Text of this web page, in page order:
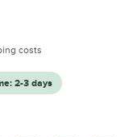
costs
2-3 days